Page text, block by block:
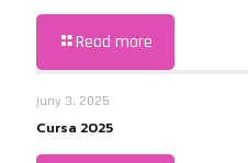
Read more
juny 3, 2025
Cursa 2025